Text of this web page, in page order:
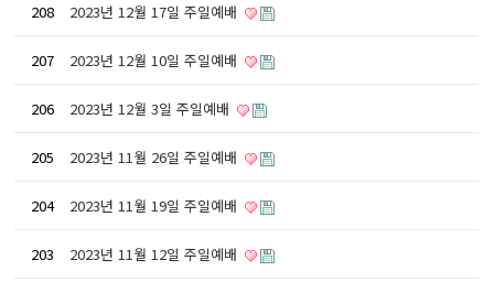
208 2023년 12월 17일 주일예배
207 2023년 12월 10일 주일예배
206 2023년 12월 3일 주일예배
205 2023년 11월 26일 주일예배
204 2023년 11월 19일 주일예배
203 2023년 11월 12일 주일예배